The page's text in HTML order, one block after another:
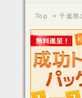
Top >千葉県